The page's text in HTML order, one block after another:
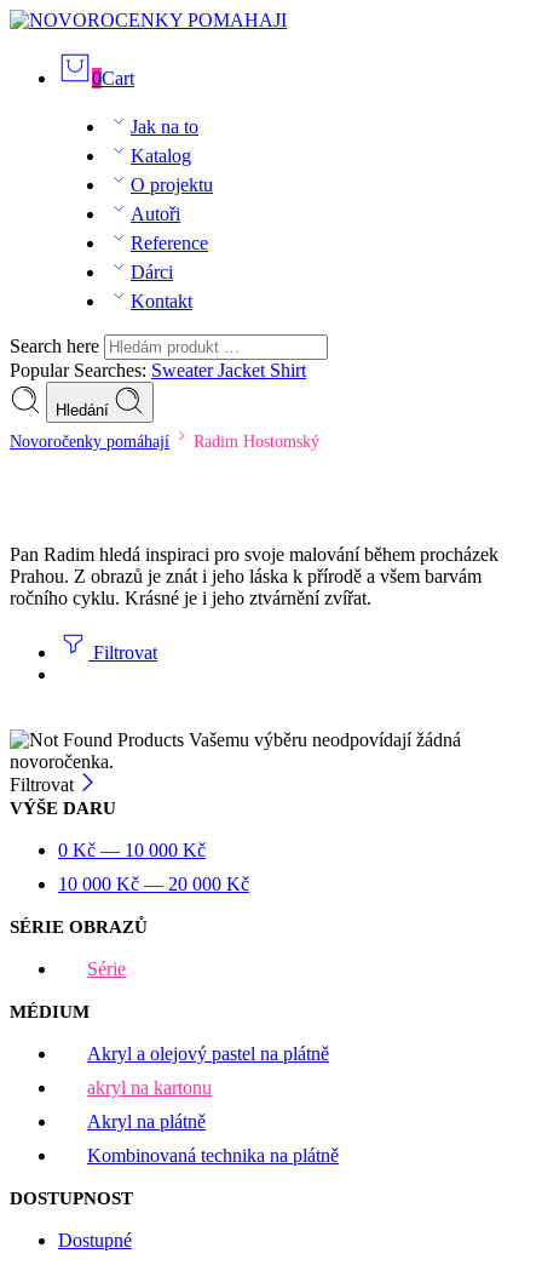
0Cart
Jak na to
Katalog
O projektu
Autoři
Reference
Dárci
Kontakt
Search here
Popular Searches: SweaterJacket Shirt
Hledání
Novoročenky pomáhají Radim Hostomský
Pan Radim hledá inspiraci pro svoje malování během procházek
Prahou. Z obrazů je znát i jeho láska k přírodě a všem barvám
ročního cyklu. Krásné je i jeho ztvárnění zvířat.
Filtrovat
Vašemu výběru neodpovídají žádná
novoročenka.
Filtrovat
VÝŠE DARU
0 Kč — 10 000 Kč
10 000 Kč — 20 000 Kč
SÉRIE OBRAZŮ
Série
MÉDIUM
Akryl a olejový pastel na plátně
akryl na kartonu
Akryl na plátně
Kombinovaná technika na plátně
DOSTUPNOST
Dostupné